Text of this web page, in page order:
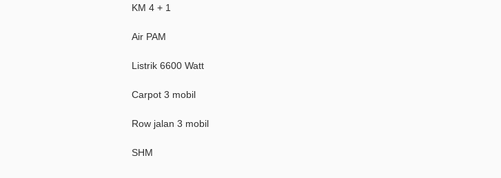
KM 4 + 1
Air PAM
Listrik 6600 Watt
Carpot 3 mobil
Row jalan 3 mobil
SHM